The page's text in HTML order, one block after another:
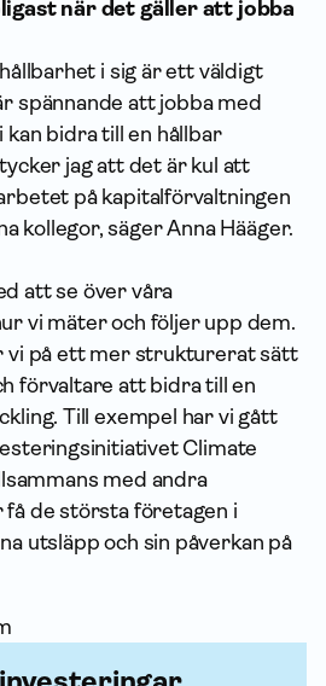
när det gäller att jobba
i sig är ett väldigt
spännande att jobba med
bidra till en hållbar
jag att det är kul att
på kapital­förvaltningen
kollegor, säger Anna Hääger.
att se över våra
vi mäter och följer upp dem.
vi på ett mer strukturerat sätt
förvaltare att bidra till en
Till exempel har vi gått
Climate
med andra
de största företagen i
utsläpp och sin påverkan på